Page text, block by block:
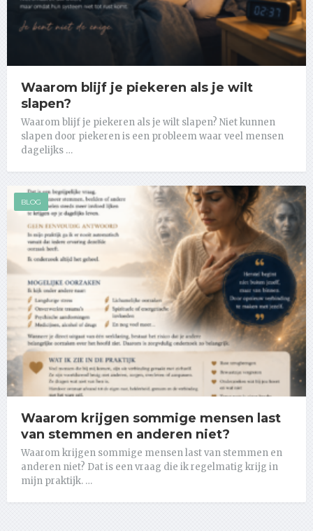
Waarom blijf je piekeren als je wilt
slapen?
Waarom blijf je piekeren als je wilt slapen? Niet kunnen
slapen door piekeren is een probleem waar veel mensen
dagelijks …
BLOG
Waarom krijgen sommige mensen last
van stemmen en anderen niet?
Waarom krijgen sommige mensen last van stemmen en
anderen niet? Dat is een vraag die ik regelmatig krijg in
mijn praktijk. …